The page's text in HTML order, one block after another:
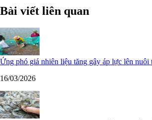
Bài viết liên quan
Ứng phó giá nhiên liệu tăng gây áp lực lên nuôi
16/03/2026